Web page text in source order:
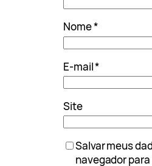
Nome*
E-mail*
Site
Salvar meus
navegador